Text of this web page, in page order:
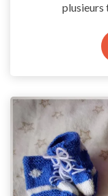
plusieurs